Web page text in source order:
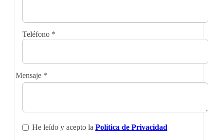
Teléfono *
Mensaje *
He leído y acepto la Política de Privacidad